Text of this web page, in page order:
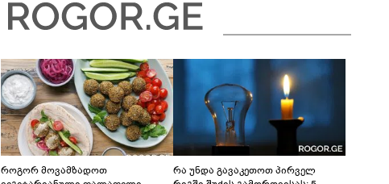
როგორ მოვამზადოთ
რა უნდა გავაკეთოთ პირველ